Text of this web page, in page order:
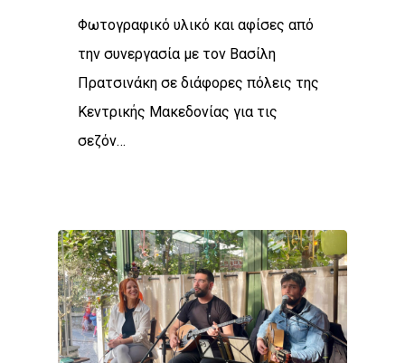
Φωτογραφικό υλικό και αφίσες από
την συνεργασία με τον Βασίλη
Πρατσινάκη σε διάφορες πόλεις της
Κεντρικής Μακεδονίας για τις
σεζόν…